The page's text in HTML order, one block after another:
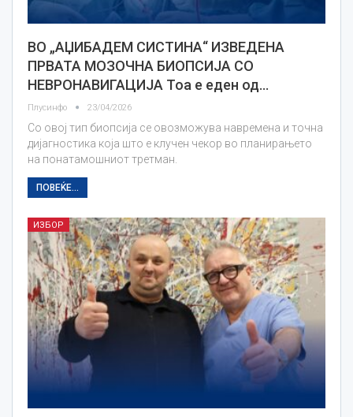
ВО „АЏИБАДЕМ СИСТИНА“ ИЗВЕДЕНА
ПРВАТА МОЗОЧНА БИОПСИЈА СО
НЕВРОНАВИГАЦИЈА Тоа е еден од…
Плусинфо 23/04/2026
Со овој тип биопсија се овозможува навремена и точна
дијагностика која што е клучен чекор во планирањето
на понатамошниот третман.
ПОВЕЌЕ...
ИЗБОР